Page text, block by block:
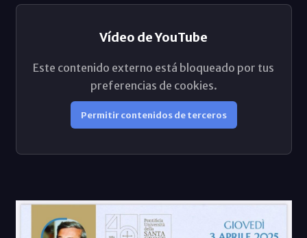
Vídeo de YouTube
Este contenido externo está bloqueado por tus
preferencias de cookies.
Permitir contenidos de terceros